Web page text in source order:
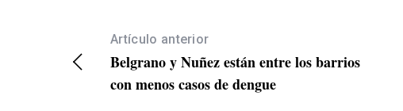
Artículo anterior
Belgrano y Nuñez están entre los barrios
con menos casos de dengue